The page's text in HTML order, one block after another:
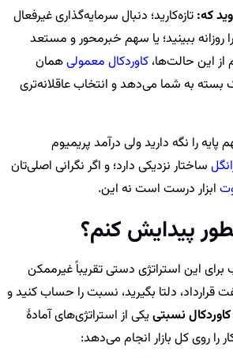
که: تازه‌کارید؛ دنبال سرمایه‌گذاری غیرفعال
روزانه ببینید؛ یا سهم خبرمحور و مستعد
این حالت‌ها، کاوردکال معمولیهمان
بسته به شما می‌دهد و انتخاب عاقلانه‌تری
را نگه دارید ولی درآمد پریمیوم
ساختار نزدیکی دارد؛ و اگر نگرانی اصلی‌تان
ابزار درست است نه این.
پیدایش کنم؟
این استراتژی دستی تقریباً غیرممکن
دلتا بگیرید، نسبت را حساب کنید و
کاوردکال نسبتییکی از استراتژی‌های آمادهٔ
روی کل بازار انجام می‌دهد: